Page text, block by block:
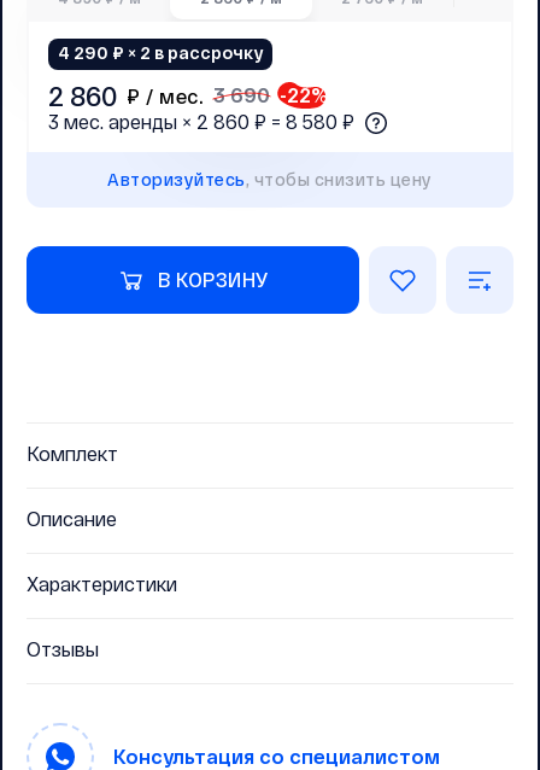
4 290 ₽ × 2 в рассрочку
2 860 ₽ / мес. 3 690 -22%
3 мес. аренды × 2 860 ₽ = 8 580 ₽
Авторизуйтесь, чтобы снизить цену
В КОРЗИНУ
Комплект
Описание
Характеристики
Отзывы
Консультация со специалистом